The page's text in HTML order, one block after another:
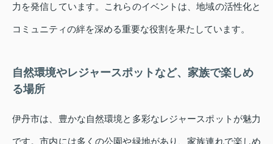
力を発信しています。これらのイベントは、地域の活性化と
コミュニティの絆を深める重要な役割を果たしています。
自然環境やレジャースポットなど、家族で楽しめ
る場所
伊丹市は、豊かな自然環境と多彩なレジャースポットが魅力
です。市内には多くの公園や緑地があり、家族連れで楽しめ